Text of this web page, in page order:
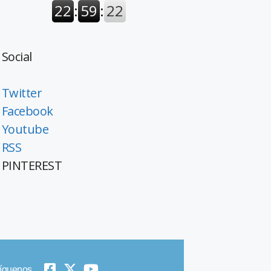
Social
Twitter
Facebook
Youtube
RSS
PINTEREST